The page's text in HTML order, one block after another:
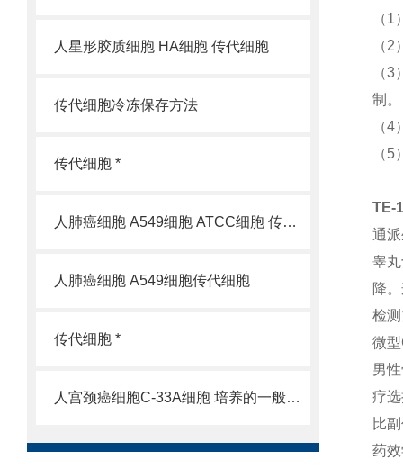
人星形胶质细胞 HA细胞 传代细胞
传代细胞冷冻保存方法
传代细胞 *
人肺癌细胞 A549细胞 ATCC细胞 传代细胞
人肺癌细胞 A549细胞传代细胞
传代细胞 *
人宫颈癌细胞C-33A细胞 培养的一般过程
（
（
（
制。
（
（
TE-
通
睾
降
检
微
男
疗
比
药